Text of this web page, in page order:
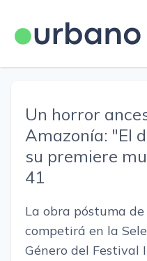
Un horror
Amazonía: "El
su premiere
41
La obra póstuma
competirá en la
Género del Festival